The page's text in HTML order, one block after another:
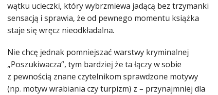
wątku ucieczki, który wybrzmiewa jadącą bez trzymanki
sensacją i sprawia, że od pewnego momentu książka
staje się wręcz nieodkładalna.
Nie chcę jednak pomniejszać warstwy kryminalnej
„Poszukiwacza”, tym bardziej że ta łączy w sobie
z pewnością znane czytelnikom sprawdzone motywy
(np. motyw wrabiania czy turpizm) z – przynajmniej dla